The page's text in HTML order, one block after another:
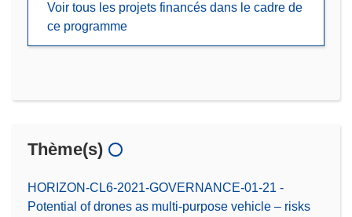
Voir tous les projets financés dans le cadre de
ce programme
Thème(s)
HORIZON-CL6-2021-GOVERNANCE-01-21 -
Potential of drones as multi-purpose vehicle – risks